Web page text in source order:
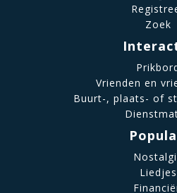
Zoek
Vrienden en
Buurt-, plaats- of
Liedjes